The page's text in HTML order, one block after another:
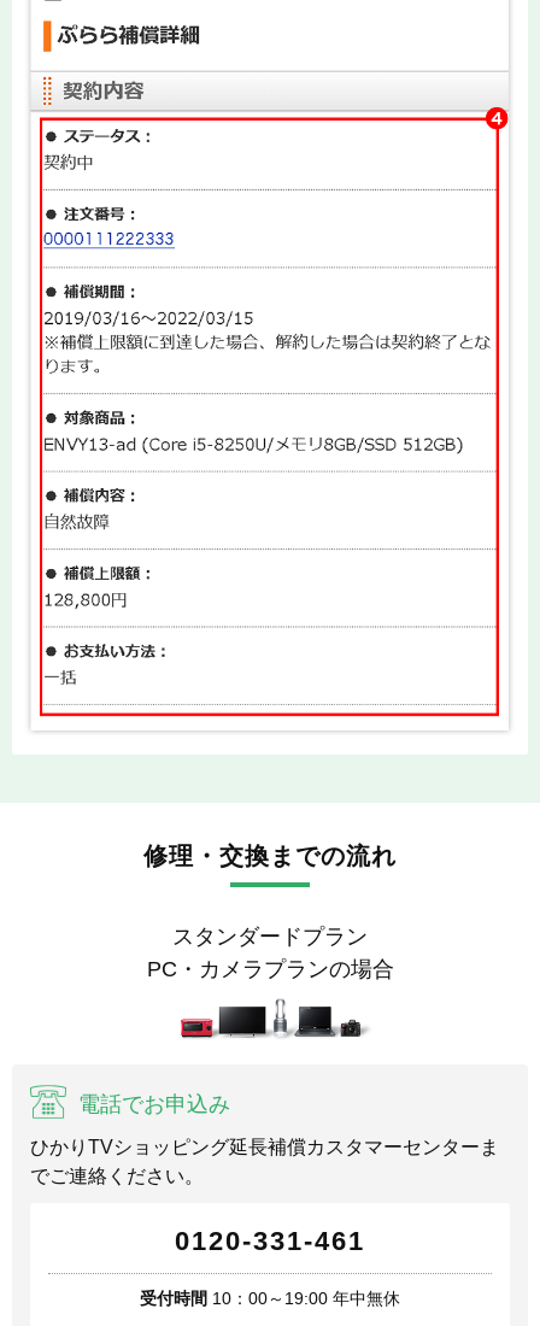
修理・交換までの流れ
スタンダードプラン
PC・カメラプランの場合
電話でお申込み
ひかりTVショッピング延長補償カスタマーセンターま
でご連絡ください。
0120-331-461
受付時間 10：00～19:00 年中無休